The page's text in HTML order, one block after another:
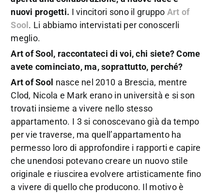
nuovi progetti. I vincitori sono il gruppo Art of
Sool . Li abbiamo intervistati per conoscerli
meglio.
Art of Sool, raccontateci di voi, chi siete? Come
avete cominciato, ma, soprattutto, perché?
Art of Sool nasce nel 2010 a Brescia, mentre
Clod, Nicola e Mark erano in università e si son
trovati insieme a vivere nello stesso
appartamento. I 3 si conoscevano già da tempo
per vie traverse, ma quell’appartamento ha
permesso loro di approfondire i rapporti e capire
che unendosi potevano creare un nuovo stile
originale e riuscirea evolvere artisticamente fino
a vivere di quello che producono. Il motivo è